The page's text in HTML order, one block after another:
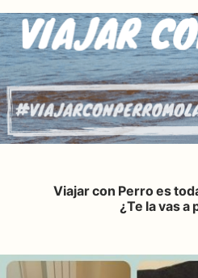
Viajar con Perro es
¿Te la vas a